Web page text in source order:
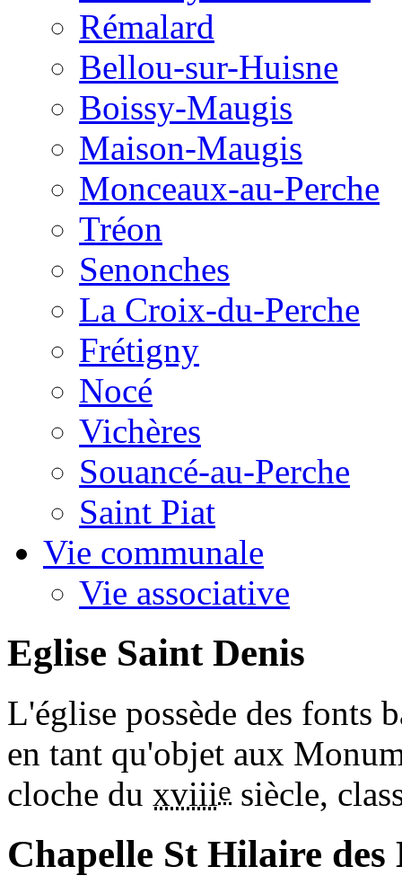
Rémalard
Bellou-sur-Huisne
Boissy-Maugis
Maison-Maugis
Monceaux-au-Perche
Tréon
Senonches
La Croix-du-Perche
Frétigny
Nocé
Vichères
Souancé-au-Perche
Saint Piat
Vie communale
Vie associative
Eglise Saint Denis
L'église possède des fonts
en tant qu'objet aux
cloche du xviiie siècle,
Chapelle St Hilaire des